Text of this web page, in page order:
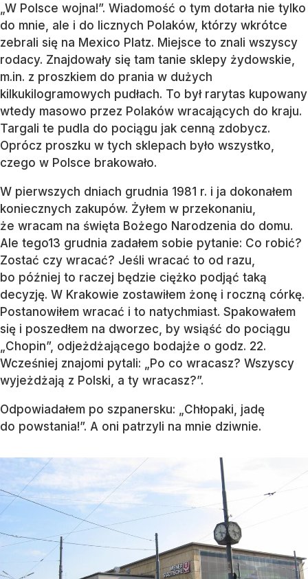
„W Polsce wojna!”. Wiadomość o tym dotarła nie tylko
do mnie, ale i do licznych Polaków, którzy wkrótce
zebrali się na Mexico Platz. Miejsce to znali wszyscy
rodacy. Znajdowały się tam tanie sklepy żydowskie,
m.in. z proszkiem do prania w dużych
kilkukilogramowych pudłach. To był rarytas kupowany
wtedy masowo przez Polaków wracających do kraju.
Targali te pudla do pociągu jak cenną zdobycz.
Oprócz proszku w tych sklepach było wszystko,
czego w Polsce brakowało.
W pierwszych dniach grudnia 1981 r. i ja dokonałem
koniecznych zakupów. Żyłem w przekonaniu,
że wracam na święta Bożego Narodzenia do domu.
Ale tego13 grudnia zadałem sobie pytanie: Co robić?
Zostać czy wracać? Jeśli wracać to od razu,
bo później to raczej będzie ciężko podjąć taką
decyzję. W Krakowie zostawiłem żonę i roczną córkę.
Postanowiłem wracać i to natychmiast. Spakowałem
się i poszedłem na dworzec, by wsiąść do pociągu
„Chopin”, odjeżdżającego bodajże o godz. 22.
Wcześniej znajomi pytali: „Po co wracasz? Wszyscy
wyjeżdżają z Polski, a ty wracasz?”.
Odpowiadałem po szpanersku: „Chłopaki, jadę
do powstania!”. A oni patrzyli na mnie dziwnie.